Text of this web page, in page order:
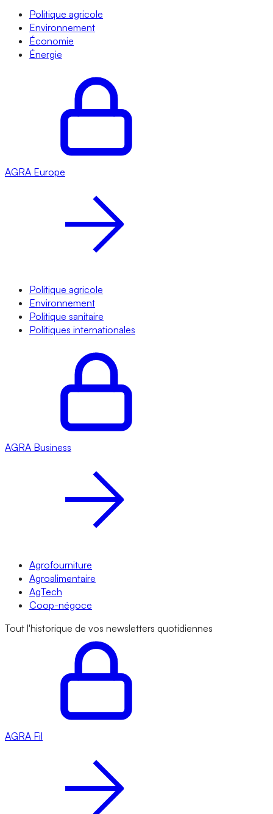
Politique agricole
Environnement
Économie
Énergie
AGRA Europe
Politique agricole
Environnement
Politique sanitaire
Politiques internationales
AGRA Business
Agrofourniture
Agroalimentaire
AgTech
Coop-négoce
Tout l'historique de vos newsletters quotidiennes
AGRA Fil